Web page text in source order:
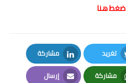
هنا
تغريد
Twitter
مشاركة
LinkedIn
مشاركة إرسال